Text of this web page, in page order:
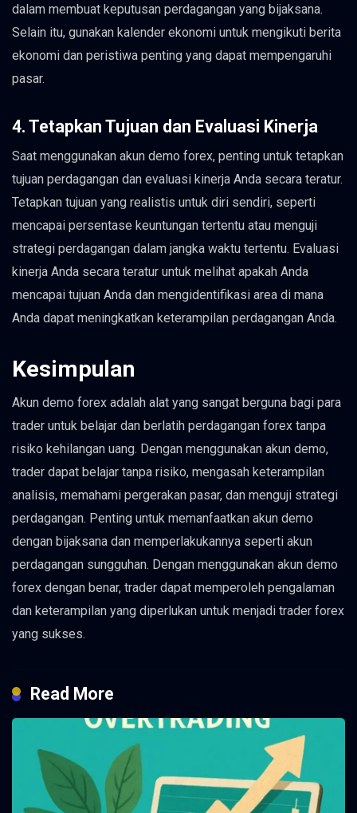
dalam membuat keputusan perdagangan yang bijaksana.
Selain itu, gunakan kalender ekonomi untuk mengikuti berita
ekonomi dan peristiwa penting yang dapat mempengaruhi
pasar.
4. Tetapkan Tujuan dan Evaluasi Kinerja
Saat menggunakan akun demo forex, penting untuk tetapkan
tujuan perdagangan dan evaluasi kinerja Anda secara teratur.
Tetapkan tujuan yang realistis untuk diri sendiri, seperti
mencapai persentase keuntungan tertentu atau menguji
strategi perdagangan dalam jangka waktu tertentu. Evaluasi
kinerja Anda secara teratur untuk melihat apakah Anda
mencapai tujuan Anda dan mengidentifikasi area di mana
Anda dapat meningkatkan keterampilan perdagangan Anda.
Kesimpulan
Akun demo forex adalah alat yang sangat berguna bagi para
trader untuk belajar dan berlatih perdagangan forex tanpa
risiko kehilangan uang. Dengan menggunakan akun demo,
trader dapat belajar tanpa risiko, mengasah keterampilan
analisis, memahami pergerakan pasar, dan menguji strategi
perdagangan. Penting untuk memanfaatkan akun demo
dengan bijaksana dan memperlakukannya seperti akun
perdagangan sungguhan. Dengan menggunakan akun demo
forex dengan benar, trader dapat memperoleh pengalaman
dan keterampilan yang diperlukan untuk menjadi trader forex
yang sukses.
Read More